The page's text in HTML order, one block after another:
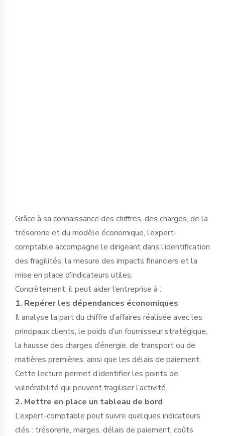
Grâce à sa connaissance des chiffres, des charges, de la
trésorerie et du modèle économique, l’expert-
comptable accompagne le dirigeant dans l’identification
des fragilités, la mesure des impacts financiers et la
mise en place d’indicateurs utiles.
Concrètement, il peut aider l’entreprise à :
1. Repérer les dépendances économiques
Il analyse la part du chiffre d’affaires réalisée avec les
principaux clients, le poids d’un fournisseur stratégique,
la hausse des charges d’énergie, de transport ou de
matières premières, ainsi que les délais de paiement.
Cette lecture permet d’identifier les points de
vulnérabilité qui peuvent fragiliser l’activité.
2. Mettre en place un tableau de bord
L’expert-comptable peut suivre quelques indicateurs
clés : trésorerie, marges, délais de paiement, coûts